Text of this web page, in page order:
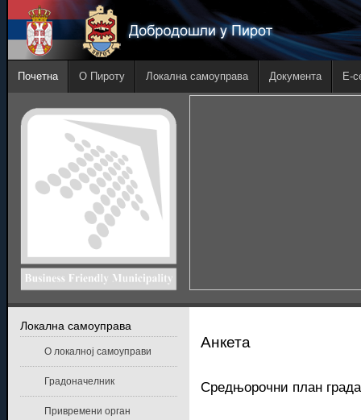
Почетна О Пироту Локална самоуправа Документа E-
Анкета
Средњорочни план
Локална самоуправа
О локалној самоуправи
Градоначелник
Привремени орган